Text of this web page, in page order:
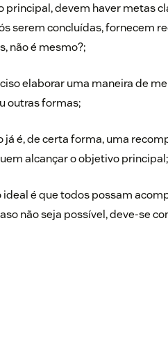
principal,devem havermetas
serem concluídas, fornecem
não é mesmo?;
elaborar uma maneira de
outras formas;
já é, de certa forma, uma
alcançar o objetivo principal;
ideal é que todos possam
não seja possível, deve-se